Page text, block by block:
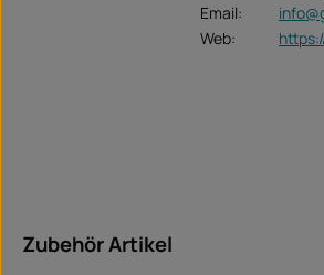
Email:
Web:
Omitir la galería de productos
Zubehör Artikel